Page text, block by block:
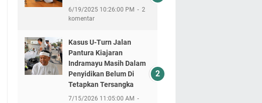
6/19/2025 10:26:00 PM
2
komentar
Kasus U-Turn Jalan
Pantura Kiajaran
Indramayu Masih Dalam
Penyidikan Belum Di
Tetapkan Tersangka
7/15/2026 11:05:00 AM